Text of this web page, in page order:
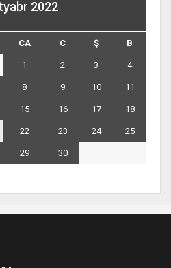
2022
CA C Ş B
1 2 3 4
8 9 10 11
15 16 17 18
22 23 24 25
29
30